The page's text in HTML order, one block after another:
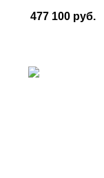
477 100 руб.